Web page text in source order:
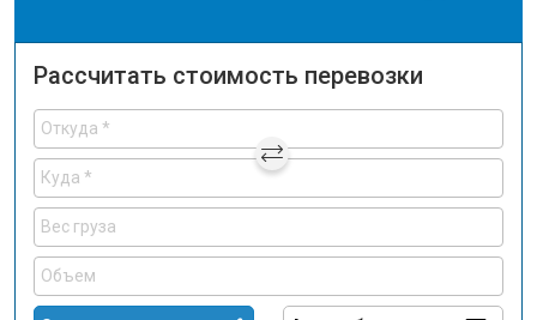
Рассчитать стоимость перевозки